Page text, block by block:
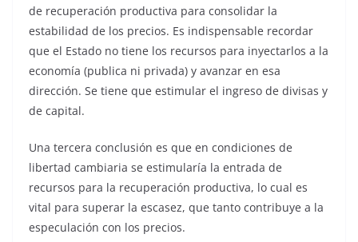
de recuperación productiva para consolidar la
estabilidad de los precios. Es indispensable recordar
que el Estado no tiene los recursos para inyectarlos a la
economía (publica ni privada) y avanzar en esa
dirección. Se tiene que estimular el ingreso de divisas y
de capital.
Una tercera conclusión es que en condiciones de
libertad cambiaria se estimularía la entrada de
recursos para la recuperación productiva, lo cual es
vital para superar la escasez, que tanto contribuye a la
especulación con los precios.